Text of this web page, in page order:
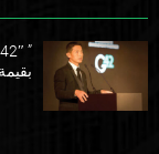
بقيمة 10 مليارات دولار للتكنولوجيا